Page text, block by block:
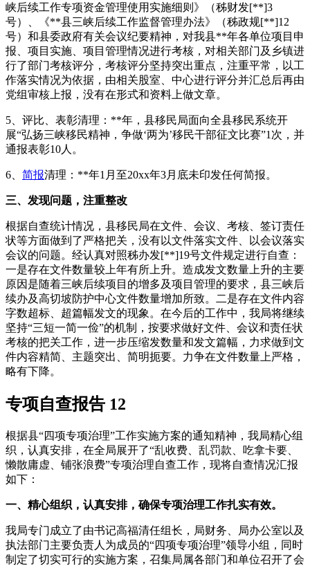
峡后续工作专项资金管理使用实施细则》（秭财发[**]3
号）、《**县三峡后续工作监督管理办法》（秭政规[**]12
号）和县委政府有关会议纪要精神，对我县**年各单位项目申
报、项目实施、项目管理情况进行考核，对相关部门及乡镇进
行了部门考核评分，考核评分坚持突出重点，注重平常，以工
作落实情况为依据，由相关股室、中心进行评分并汇总后再由
党组审核上报，没有在形式和资料上做文章。
5、评比、表彰清理：**年，县移民局面向全县移民系统开
展“弘扬三峡移民精神，争做‘两为’移民干部征文比赛”1次，并
通报表彰10人。
6、 简报清理：**年1月至20xx年3月底未印发任何简报。
三、发现问题，注重整改
根据自查统计情况，县移民局在文件、会议、考核、签订责任
状等方面做到了严格把关，没有以文件落实文件、以会议落实
会议的问题。经认真对照秭办发[**]19号文件规定进行自查：
一是存在文件数量较上年有所上升。造成发文数量上升的主要
原因是随着三峡后续项目的增多及项目管理的要求，县三峡后
续办及高切坡防护中心文件数量增加所致。二是存在文件内容
字数超标、超篇幅发文的现象。在今后的工作中，我局将继续
坚持“三短一简一俭”的机制，按要求做好文件、会议和责任状
考核的把关工作，进一步压缩发数量和发文篇幅，力求做到文
件内容精简、主题突出、简明扼要。力争在文件数量上严格，
略有下降。
专项自查报告 12
根据县“四项专项治理”工作实施方案的通知精神，我局精心组
织，认真安排，在全局展开了“乱收费、乱罚款、吃拿卡要、
懒散庸虚、铺张浪费”专项治理自查工作，现将自查情况汇报
如下：
一、精心组织，认真安排，确保专项治理工作扎实有效。
我局专门成立了由书记高福清任组长，局财务、局办公室以及
执法部门主要负责人为成员的“四项专项治理”领导小组，同时
制定了切实可行的实施方案，召集局属各部门和单位召开了会